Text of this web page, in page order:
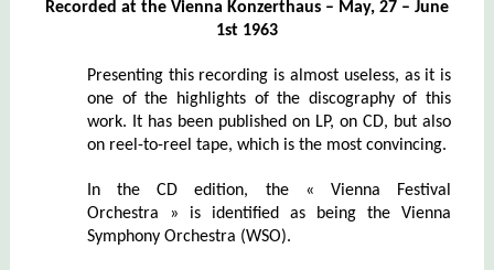
Recorded at the Vienna Konzerthaus – May, 27 – June
1st 1963
Presenting this recording is almost useless, as it is
one of the highlights of the discography of this
work. It has been published on LP, on CD, but also
on reel-to-reel tape, which is the most convincing.
In the CD edition, the « Vienna Festival
Orchestra » is identified as being the Vienna
Symphony Orchestra (WSO).